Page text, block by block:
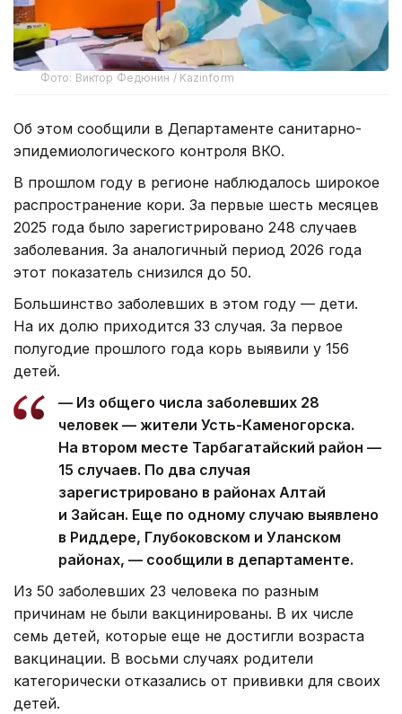
Фото: Виктор Федюнин / Kazinform
Об этом сообщили в Департаменте санитарно-
эпидемиологического контроля ВКО.
В прошлом году в регионе наблюдалось широкое
распространение кори. За первые шесть месяцев
2025 года было зарегистрировано 248 случаев
заболевания. За аналогичный период 2026 года
этот показатель снизился до 50.
Большинство заболевших в этом году — дети.
На их долю приходится 33 случая. За первое
полугодие прошлого года корь выявили у 156
детей.
— Из общего числа заболевших 28
человек — жители Усть-Каменогорска.
На втором месте Тарбагатайский район —
15 случаев. По два случая
зарегистрировано в районах Алтай
и Зайсан. Еще по одному случаю выявлено
в Риддере, Глубоковском и Уланском
районах, — сообщили в департаменте.
Из 50 заболевших 23 человека по разным
причинам не были вакцинированы. В их числе
семь детей, которые еще не достигли возраста
вакцинации. В восьми случаях родители
категорически отказались от прививки для своих
детей.